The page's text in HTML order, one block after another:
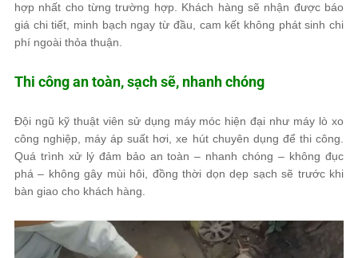
hợp nhất cho từng trường hợp. Khách hàng sẽ nhận được báo
giá chi tiết, minh bạch ngay từ đầu, cam kết không phát sinh chi
phí ngoài thỏa thuận.
Thi công an toàn, sạch sẽ, nhanh chóng
Đội ngũ kỹ thuật viên sử dụng máy móc hiện đại như máy lò xo
công nghiệp, máy áp suất hơi, xe hút chuyên dụng để thi công.
Quá trình xử lý đảm bảo an toàn – nhanh chóng – không đục
phá – không gây mùi hôi, đồng thời dọn dẹp sạch sẽ trước khi
bàn giao cho khách hàng.